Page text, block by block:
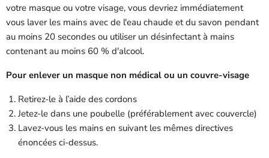
votre masque ou votre visage, vous devriez immédiatement
vous laver les mains avec de l'eau chaude et du savon pendant
au moins 20 secondes ou utiliser un désinfectant à mains
contenant au moins 60 % d'alcool.
Pour enlever un masque non médical ou un couvre-visage
Retirez-le à l’aide des cordons
Jetez-le dans une poubelle (préférablement avec couvercle)
Lavez-vous les mains en suivant les mêmes directives
énoncées ci-dessus.